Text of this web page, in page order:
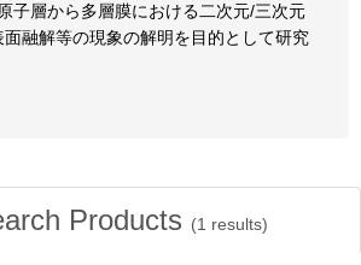
子層から多層膜における二次元/三次元
融解等の現象の解明を目的として研究
Products (1 results)